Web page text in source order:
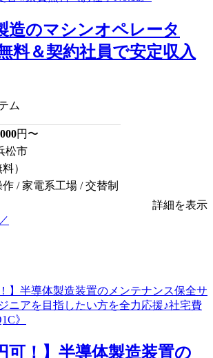
造のマシンオペレータ
料＆契約社員で安定収入
ム
円〜
松市
）
/ 家電系工場 / 交替制
詳細を表示
可！】半導体製造装置の